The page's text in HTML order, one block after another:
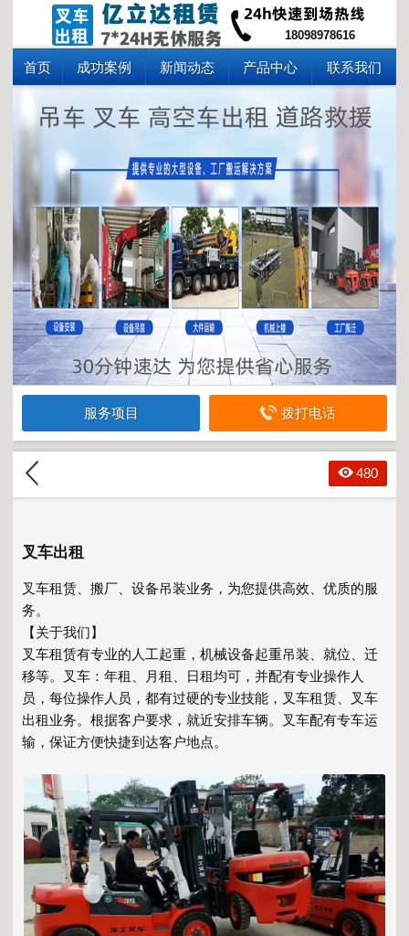
18098978616
首页 成功案例 新闻动态 产品中心 联系我们
服务项目 拨打电话
480
叉车出租
叉车租赁、搬厂、设备吊装业务，为您提供高效、优质的服
务。
【关于我们】
叉车租赁有专业的人工起重，机械设备起重吊装、就位、迁
移等。叉车：年租、月租、日租均可，并配有专业操作人
员，每位操作人员，都有过硬的专业技能，叉车租赁、叉车
出租业务。根据客户要求，就近安排车辆。叉车配有专车运
输，保证方便快捷到达客户地点。